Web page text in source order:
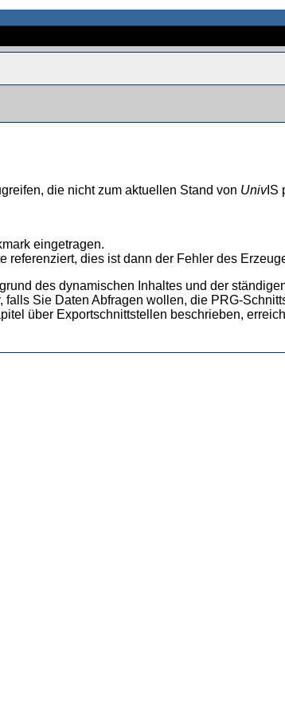
die nicht zum aktuellen Stand von UnivIS
eingetragen.
referenziert, dies ist dann der Fehler des
des dynamischen Inhaltes und der
falls Sie Daten Abfragen wollen, die PRG-
über Exportschnittstellen beschrieben,